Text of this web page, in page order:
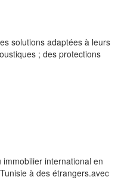
solutions adaptées à leurs
; des protections
international en
à des étrangers.avec